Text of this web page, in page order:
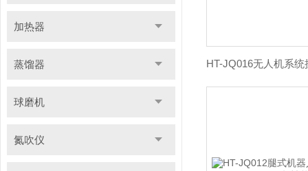
加热器
蒸馏器
球磨机
氮吹仪